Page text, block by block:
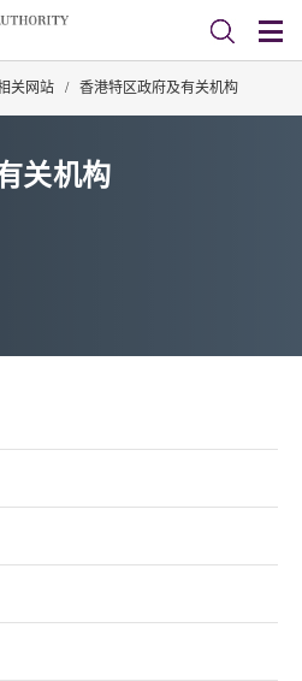
关网站 / 香港特区政府及有关机构
关机构